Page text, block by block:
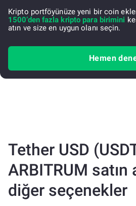
Kripto portföyünüze yeni bir coin
1500’den fazla kripto para birimini
atın ve size en uygun olanı seçin.
Hemen
Tether USD
ARBITRUM
diğer seçenekler